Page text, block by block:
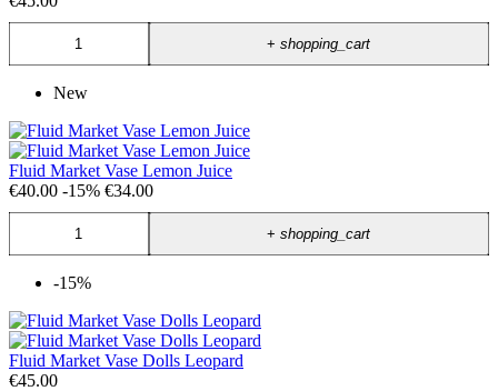
+shopping_cart
New
Fluid Market Vase Lemon Juice
€40.00 -15% €34.00
+shopping_cart
-15%
Fluid Market Vase Dolls Leopard
€45.00